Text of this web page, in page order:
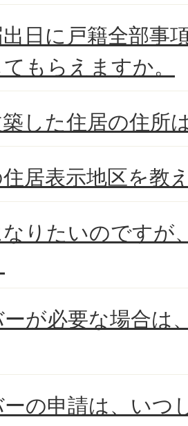
出日に戸籍全部事
もらえますか。
した住居の住所
居表示地区を教
なりたいのですが
が必要な場合は
の申請は、いつ